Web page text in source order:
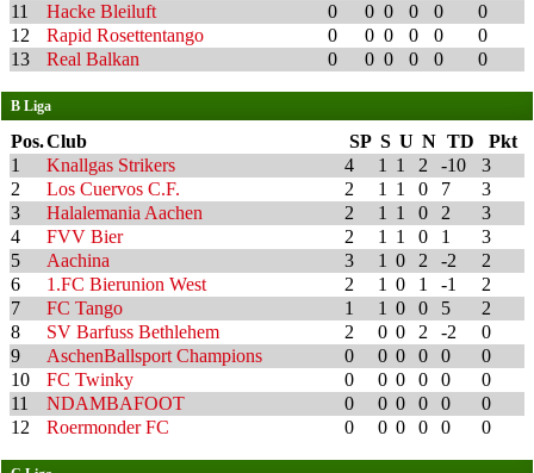
11
Hacke Bleiluft 0 0 0 0 0
0
12
Rapid Rosettentango 0 0 0 0 0
0
13
Real Balkan 0 0 0 0 0 0
B Liga
Pos.Club SP S U N TD
Pkt
1
Knallgas Strikers 4 1 1 2 -10
3
2
Los Cuervos C.F. 2 1 1 0 7
3
3
Halalemania Aachen 2 1 1 0 2
3
4
FVV Bier 2 1 1 0 1
3
5
Aachina 3 1 0 2 -2
2
6
1.FC Bierunion West 2 1 0 1 -1
2
7
FC Tango 1 1 0 0 5
2
8
SV Barfuss Bethlehem 2 0 0 2 -2
0
9
AschenBallsport Champions 0 0 0 0 0
0
10
FC Twinky 0 0 0 0 0
0
11
NDAMBAFOOT 0 0 0 0 0
0
12
Roermonder FC 0 0 0 0 0 0